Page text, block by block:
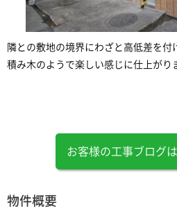
隣との敷地の境界にわざと高低差を付
積み木のようで楽しい感じに仕上がり
お客様の工事ブログ
物件概要